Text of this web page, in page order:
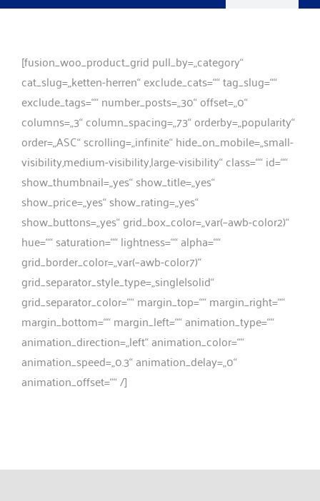
Her­ren
Shop
[fusion_woo_product_grid pull_by=„category“
cat_slug=„ketten-herren“ exclude_cats=““ tag_slug=““
exclude_tags=““ number_posts=„30“ offset=„0“
columns=„3“ column_spacing=„73“ orderby=„popularity“
order=„ASC“ scrolling=„infinite“ hide_on_mobile=„small-
visibility,medium-visibility,large-visibility“ class=““ id=““
show_thumbnail=„yes“ show_title=„yes“
show_price=„yes“ show_rating=„yes“
show_buttons=„yes“ grid_box_color=„var(–awb-color2)“
hue=““ satu­ra­ti­on=““ light­ness=““ alpha=““
grid_border_color=„var(–awb-color7)“
grid_separator_style_type=„single|solid“
grid_separator_color=““ margin_top=““ margin_right=““
margin_bottom=““ margin_left=““ animation_type=““
animation_direction=„left“ animation_color=““
animation_speed=„0.3“ animation_delay=„0“
animation_offset=““ /]